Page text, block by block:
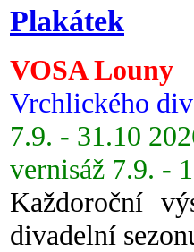
Plakátek
VOSA Louny
Vrchlického
7.9. - 31.10
vernisáž 7.9. -
Každoroční
divadelní